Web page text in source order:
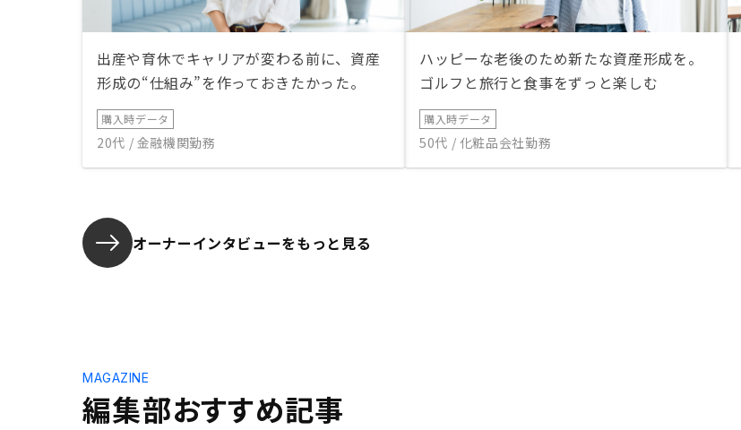
出産や育休でキャリアが変わる前に、資産
形成の“仕組み”を作っておきたかった。
購入時データ
20代 / 金融機関勤務
ハッピーな老後のため新たな資産形成を。
ゴルフと旅行と食事をずっと楽しむ
購入時データ
50代 / 化粧品会社勤務
オーナーインタビューをもっと見る
編集部おすすめ記事
MAGAZINE